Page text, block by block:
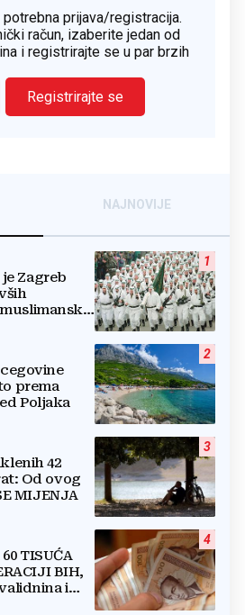
prijava/registracija.
račun, izaberite jedan od
i registrirajte se u par brzih
Registrirajte se
NAJNOVIJE
1
Zagreb
2
prema
Poljaka
3
42
Od ovog
MIJENJA
4
TISUĆA
BIH,
i